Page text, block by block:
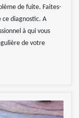
de fuite. Faites-
ce diagnostic. A
à qui vous
de votre